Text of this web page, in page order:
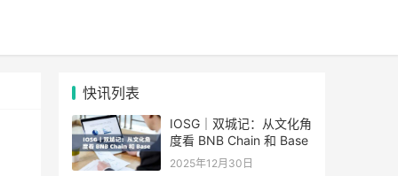
快讯列表
IOSG｜双城记：从文化角
度看 BNB Chain 和 Base
2025年12月30日